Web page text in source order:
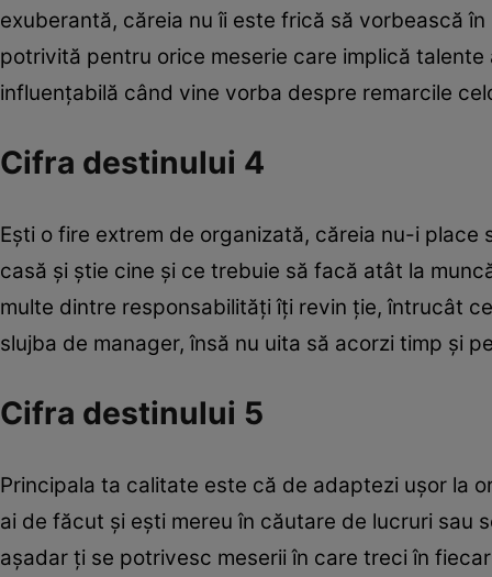
exuberantă, căreia nu îi este frică să vorbească
potrivită pentru orice meserie care implică
influenţabilă când vine vorba despre remarcile
Cifra destinului 4
Eşti o fire extrem de organizată, căreia nu-i
casă şi ştie cine şi ce trebuie să facă atât la
multe dintre responsabilităţi îţi revin ţie, întrucât
slujba de manager, însă nu uita să acorzi timp şi
Cifra destinului 5
Principala ta calitate este că de adaptezi uşor la
ai de făcut şi eşti mereu în căutare de lucruri sau
aşadar ţi se potrivesc meserii în care treci în